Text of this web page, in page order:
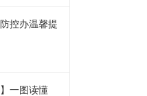
控办温馨提
】一图读懂